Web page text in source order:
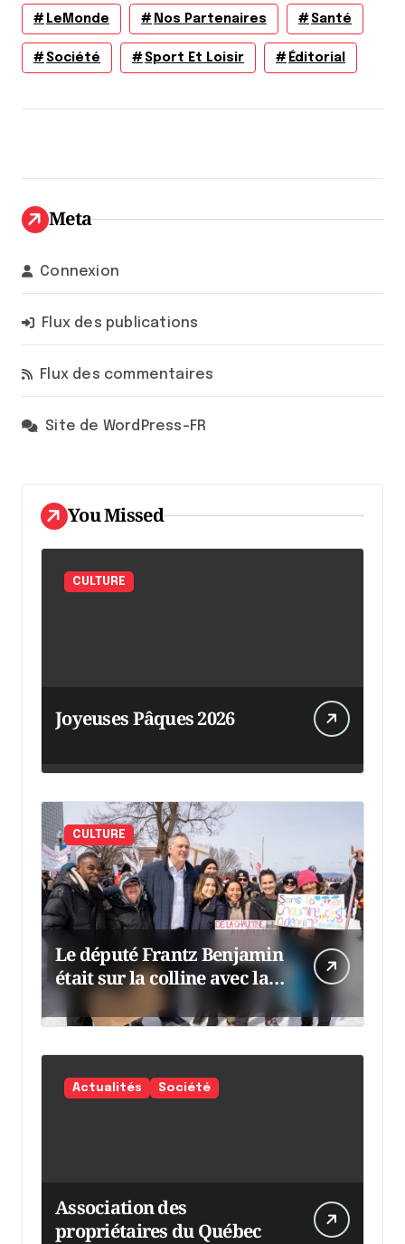
LeMonde Nos Partenaires Santé
Société Sport Et Loisir Éditorial
Meta
Connexion
Flux des publications
Flux des commentaires
Site de WordPress-FR
You Missed
CULTURE
Joyeuses Pâques 2026
CULTURE
Le député Frantz Benjamin
était sur la colline avec la
chaumine
Actualités Société
Association des
propriétaires du Québec